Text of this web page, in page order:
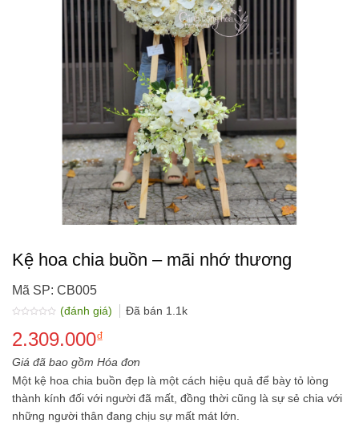
Kệ hoa chia buồn – mãi nhớ thương
Mã SP: CB005
xếp
hạng
5
sao
(đánh giá) Đã bán 1.1k
2.309.000₫
Giá đã bao gồm Hóa đơn
Một kệ hoa chia buồn đẹp là một cách hiệu quả để bày tỏ lòng
thành kính đối với người đã mất, đồng thời cũng là sự sẻ chia với
những người thân đang chịu sự mất mát lớn.